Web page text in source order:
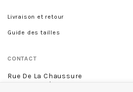
Livraison et retour
Guide des tailles
CONTACT
Rue De La Chaussure
46 rue Royale